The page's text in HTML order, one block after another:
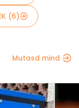
(6)
Mutasd mind